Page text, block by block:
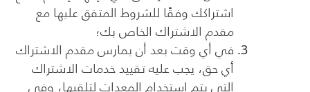
اشتراكك وفقًا للشروط المتفق عليها مع
مقدم الاشتراك الخاص بك؛
في أي وقت بعد أن يمارس مقدم الاشتراك
أي حق، يجب عليه تقييد خدمات الاشتراك
التي يتم استخدام المعدات لتلقيها، وفي